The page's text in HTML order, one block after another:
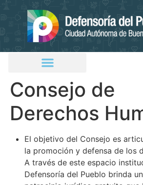
Consejo de
Derechos
El objetivo del Consejo es
la promoción y defensa de los
A través de este espacio
Defensoría del Pueblo brinda